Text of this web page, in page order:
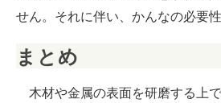
せん。それに伴い、かんなの必要
まとめ
木材や金属の表面を研磨する上